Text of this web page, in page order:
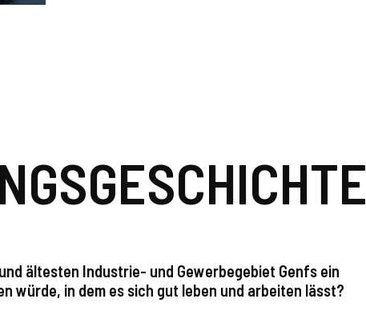
ältesten Industrie- und Gewerbegebiet Genfs ein
würde, in dem es sich gut leben und arbeiten lässt?